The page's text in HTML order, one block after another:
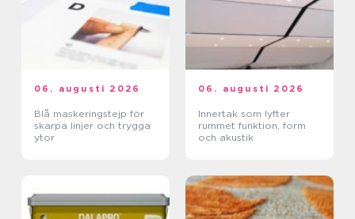
06. augusti 2026
Blå maskeringstejp för
skarpa linjer och trygga
ytor
06. augusti 2026
Innertak som lyfter
rummet funktion, form
och akustik